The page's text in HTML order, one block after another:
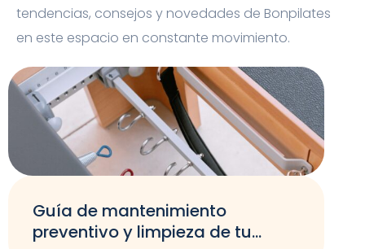
tendencias, consejos y novedades de Bonpilates
en este espacio en constante movimiento.
Guía de mantenimiento
preventivo y limpieza de tu